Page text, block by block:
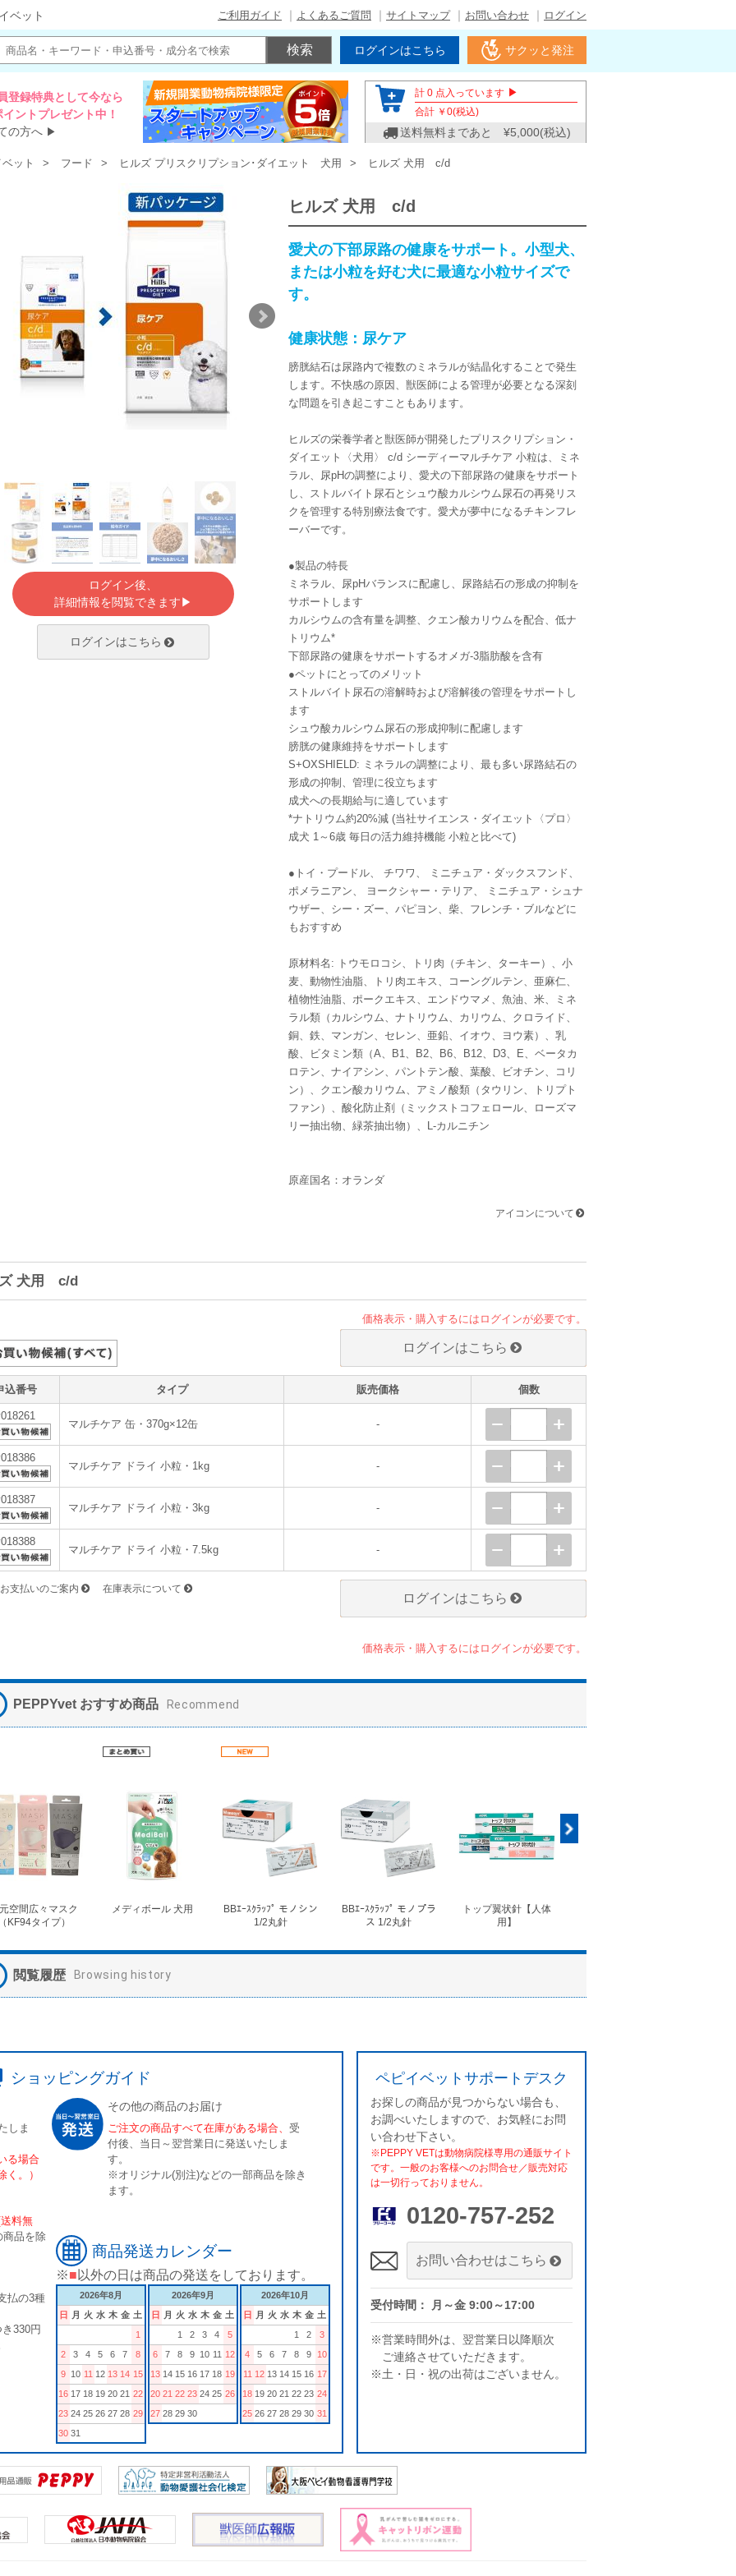
ベット ご利用ガイド よくあるご質問 サイトマップ お問い合わせ ログイン
ログインはこちら サクッと発注
登録特典として今なら
ントプレゼント中！
の方へ ▶
計 0 点入っています ▶
合計 ￥ 0(税込)
送料無料まであと ¥5,000(税込)
ット フード ヒルズ プリスクリプション･ダイエット 犬用 ヒルズ 犬用 c/d
ログイン後、
詳細情報を閲覧できます▶
ログインはこちら
ヒルズ 犬用 c/d
愛犬の下部尿路の健康をサポート。小型犬、
または小粒を好む犬に最適な小粒サイズで
す。
健康状態：尿ケア
膀胱結石は尿路内で複数のミネラルが結晶化することで発生
します。不快感の原因、獣医師による管理が必要となる深刻
な問題を引き起こすこともあります。
ヒルズの栄養学者と獣医師が開発したプリスクリプション・
ダイエット〈犬用〉 c/d シーディーマルチケア 小粒は、ミネ
ラル、尿pHの調整により、愛犬の下部尿路の健康をサポート
し、ストルバイト尿石とシュウ酸カルシウム尿石の再発リス
クを管理する特別療法食です。愛犬が夢中になるチキンフレ
ーバーです。
●製品の特長
ミネラル、尿pHバランスに配慮し、尿路結石の形成の抑制を
サポートします
カルシウムの含有量を調整、クエン酸カリウムを配合、低ナ
トリウム*
下部尿路の健康をサポートするオメガ-3脂肪酸を含有
●ペットにとってのメリット
ストルバイト尿石の溶解時および溶解後の管理をサポートし
ます
シュウ酸カルシウム尿石の形成抑制に配慮します
膀胱の健康維持をサポートします
S+OXSHIELD: ミネラルの調整により、最も多い尿路結石の
形成の抑制、管理に役立ちます
成犬への長期給与に適しています
*ナトリウム約20%減 (当社サイエンス・ダイエット〈プロ〉
成犬 1～6歳 毎日の活力維持機能 小粒と比べて)
●トイ・プードル、 チワワ、 ミニチュア・ダックスフンド、
ポメラニアン、 ヨークシャー・テリア、 ミニチュア・シュナ
ウザー、シー・ズー、パピヨン、柴、フレンチ・ブルなどに
もおすすめ
原材料名: トウモロコシ、トリ肉（チキン、ターキー）、小
麦、動物性油脂、トリ肉エキス、コーングルテン、亜麻仁、
植物性油脂、ポークエキス、エンドウマメ、魚油、米、ミネ
ラル類（カルシウム、ナトリウム、カリウム、クロライド、
銅、鉄、マンガン、セレン、亜鉛、イオウ、ヨウ素）、乳
酸、ビタミン類（A、B1、B2、B6、B12、D3、E、ベータカ
ロテン、ナイアシン、パントテン酸、葉酸、ビオチン、コリ
ン）、クエン酸カリウム、アミノ酸類（タウリン、トリプト
ファン）、酸化防止剤（ミックストコフェロール、ローズマ
リー抽出物、緑茶抽出物）、L-カルニチン
原産国名：オランダ
アイコンについて
犬用 c/d
価格表示・購入するにはログインが必要です。
ログインはこちら
込番号 タイプ 販売価格 個数
マルチケア 缶・370g×12缶 -
マルチケア ドライ 小粒・1kg -
マルチケア ドライ 小粒・3kg -
マルチケア ドライ 小粒・7.5kg -
支払いのご案内 在庫表示について
ログインはこちら
価格表示・購入するにはログインが必要です。
PEPPYvet おすすめ商品 Recommend
空間広々マスク
KF94タイプ）
メディボール 犬用
BBｴｰｽｸﾗｯﾌﾟ モノシン
1/2丸針
BBｴｰｽｸﾗｯﾌﾟ モノプラ
ス 1/2丸針
トップ翼状針【人体
用】
閲覧履歴 Browsing history
ショッピングガイド
しま
る場合
。）
料無
品を除
払の3種
330円
その他の商品のお届け
ご注文の商品すべて在庫がある場合、 受
付後、当日～翌営業日に発送いたしま
す。
※オリジナル(別注)などの一部商品を除き
ます。
商品発送カレンダー
※■ 以外の日は商品の発送をしております。
2026年8月
日
月 火 水 木 金 土
1
2
3 4 5 6 7
8
9 10 11 12 13 14 15
16 17 18 19 20 21 22
23 24 25 26 27 28 29
30 31
2026年9月
日
月 火 水 木 金 土
1
2 3 4
5
6
7 8 9 10 11
12
13 14 15 16 17 18 19
20 21 22 23 24 25 26
27 28 29 30
2026年10月
日
月 火 水 木 金 土
1
2
3
4
5 6 7 8 9
10
11 12 13 14 15 16 17
18 19 20 21 22 23 24
25 26 27 28 29 30 31
ペピイベットサポートデスク
お探しの商品が見つからない場合も、
お調べいたしますので、お気軽にお問
い合わせ下さい。
※PEPPY VETは動物病院様専用の通販サイト
です。一般のお客様へのお問合せ／販売対応
は一切行っておりません。
0120-757-252
お問い合わせはこちら
受付時間： 月～金 9:00～17:00
※営業時間外は、翌営業日以降順次
ご連絡させていただきます。
※土・日・祝の出荷はございません。